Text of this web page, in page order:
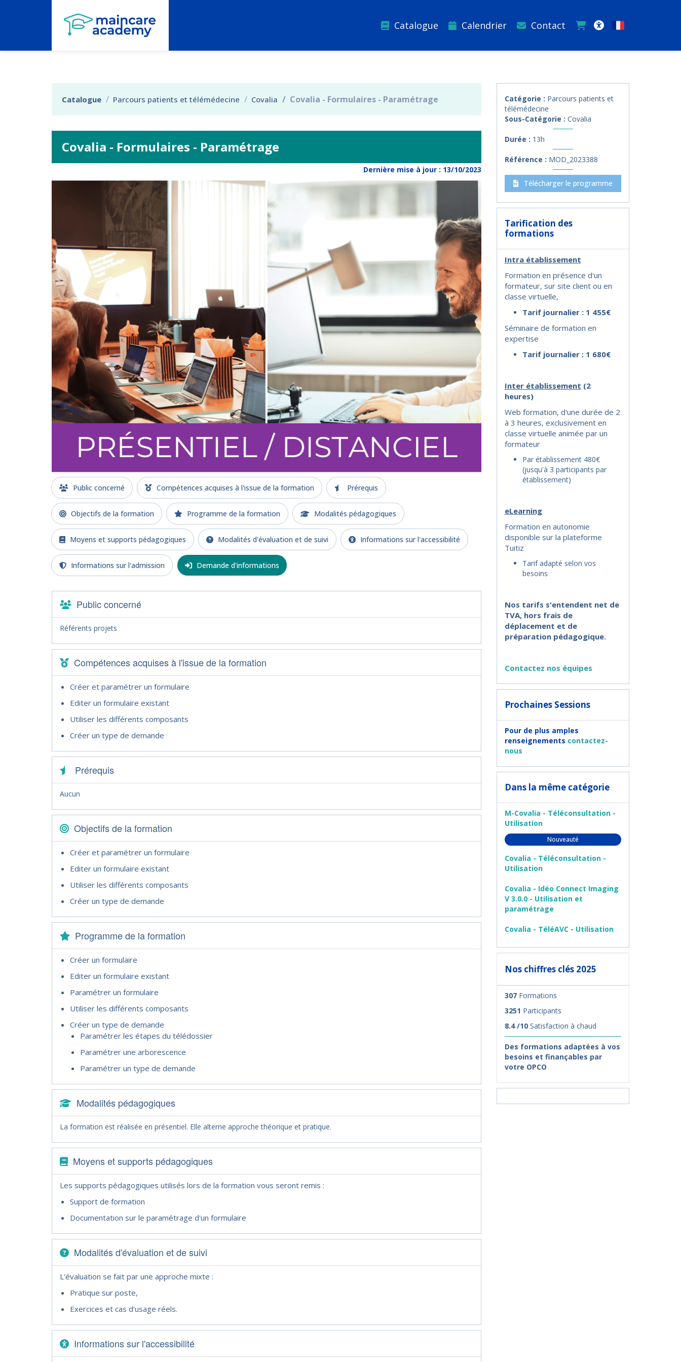
Aller au menu principal
Aller au contenu principal
Personnaliser l'interface
Catalogue Calendrier Contact Français
Catalogue Parcours patients et télémédecine Covalia Covalia - Formulaires - Paramétrage
Covalia - Formulaires - Paramétrage
Dernière mise à jour : 13/10/2023
Public concerné Compétences acquises à l'issue de la formation Prérequis
Objectifs de la formation Programme de la formation Modalités pédagogiques
Moyens et supports pédagogiques Modalités d'évaluation et de suivi Informations sur l'accessibilité
Informations sur l'admission Demande d'informations
Public concerné
Référents projets
Compétences acquises à l'issue de la formation
Créer et paramétrer un formulaire
Editer un formulaire existant
Utiliser les différents composants
Créer un type de demande
Prérequis
Aucun
Objectifs de la formation
Créer et paramétrer un formulaire
Editer un formulaire existant
Utiliser les différents composants
Créer un type de demande
Programme de la formation
Créer un formulaire
Editer un formulaire existant
Paramétrer un formulaire
Utiliser les différents composants
Créer un type de demande
Paramétrer les étapes du télédossier
Paramétrer une arborescence
Paramétrer un type de demande
Modalités pédagogiques
La formation est réalisée en présentiel. Elle alterne approche théorique et pratique.
Moyens et supports pédagogiques
Les supports pédagogiques utilisés lors de la formation vous seront remis :
Support de formation
Documentation sur le paramétrage d'un formulaire
Modalités d'évaluation et de suivi
L'évaluation se fait par une approche mixte :
Pratique sur poste,
Exercices et cas d'usage réels.
Informations sur l'accessibilité
Catégorie : Parcours patients et
télémédecine
Sous-Catégorie : Covalia
Durée : 13h
Référence : MOD_2023388
Télécharger le programme
Tarification des
formations
Intra établissement
Formation en présence d'un
formateur, sur site client ou en
classe virtuelle,
Tarif journalier : 1 455€
Séminaire de formation en
expertise
Tarif journalier : 1 680€
Inter établissement (2
heures)
Web formation, d'une durée de 2
à 3 heures, exclusivement en
classe virtuelle animée par un
formateur
Par établissement 480€
(jusqu'à 3 participants par
établissement)
eLearning
Formation en autonomie
disponible sur la plateforme
Tuitiz
Tarif adapté selon vos
besoins
Nos tarifs s'entendent net de
TVA, hors frais de
déplacement et de
préparation pédagogique.
Contactez nos équipes
Prochaines Sessions
Pour de plus amples
renseignements contactez-
nous
Dans la même catégorie
M-Covalia - Téléconsultation -
Utilisation
Nouveauté
Covalia - Téléconsultation -
Utilisation
Covalia - Idéo Connect Imaging
V 3.0.0 - Utilisation et
paramétrage
Covalia - TéléAVC - Utilisation
Nos chiffres clés 2025
307 Formations
3251 Participants
8.4 /10Satisfaction à chaud
Des formations adaptées à vos
besoins et finançables par
votre OPCO